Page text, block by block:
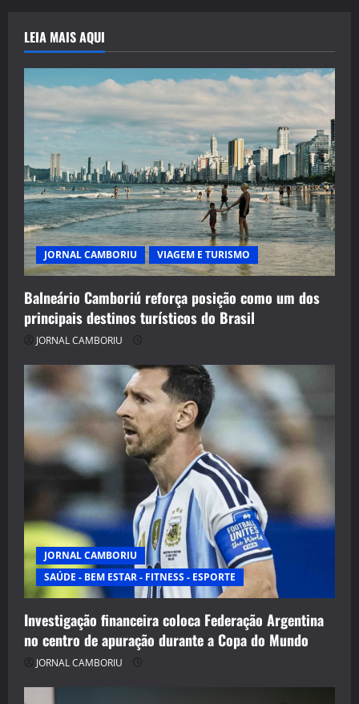
LEIA MAIS AQUI
JORNAL CAMBORIU VIAGEM E TURISMO
Balneário Camboriú reforça posição como um dos
principais destinos turísticos do Brasil
JORNAL CAMBORIU
JORNAL CAMBORIU
SAÚDE - BEM ESTAR - FITNESS - ESPORTE
Investigação financeira coloca Federação Argentina
no centro de apuração durante a Copa do Mundo
JORNAL CAMBORIU